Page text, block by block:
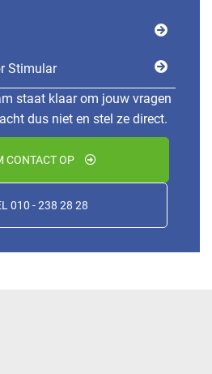
Stimular
staat klaar om jouw vragen
dus niet en stel ze direct.
CONTACT OP
010 - 238 28 28